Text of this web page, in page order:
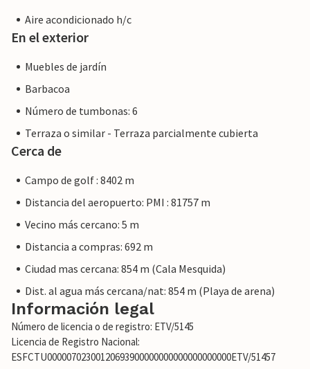
Aire acondicionado h/c
En el exterior
Muebles de jardín
Barbacoa
Número de tumbonas: 6
Terraza o similar - Terraza parcialmente cubierta
Cerca de
Campo de golf : 8402 m
Distancia del aeropuerto: PMI : 81757 m
Vecino más cercano: 5 m
Distancia a compras: 692 m
Ciudad mas cercana: 854 m (Cala Mesquida)
Dist. al agua más cercana/nat: 854 m (Playa de arena)
Información legal
Número de licencia o de registro: ETV/5145
Licencia de Registro Nacional:
ESFCTU00000702300120693900000000000000000000ETV/51457